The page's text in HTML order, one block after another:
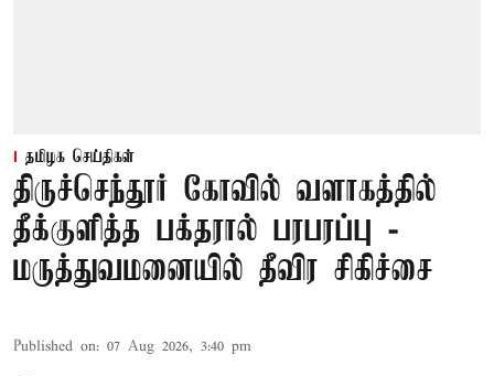
தமிழக செய்திகள்
திருச்செந்தூர் கோவில் வளாகத்தில்
தீக்குளித்த பக்தரால் பரபரப்பு -
மருத்துவமனையில் தீவிர சிகிச்சை
Published on: 07 Aug 2026, 3:40 pm